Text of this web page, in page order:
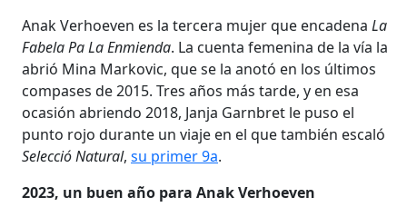
Anak Verhoeven es la tercera mujer que encadena La
Fabela Pa La Enmienda. La cuenta femenina de la vía la
abrió Mina Markovic, que se la anotó en los últimos
compases de 2015. Tres años más tarde, y en esa
ocasión abriendo 2018, Janja Garnbret le puso el
punto rojo durante un viaje en el que también escaló
Selecció Natural, su primer 9a.
2023, un buen año para Anak Verhoeven